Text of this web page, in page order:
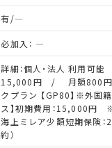
有/―
必加入： ―
詳細：個人・法人 利用可
15,000円 / 月額800円
クプラン 【GP80】※外国
ス】初期費用：15,000円
海上ミレア少額短期保険：
約）